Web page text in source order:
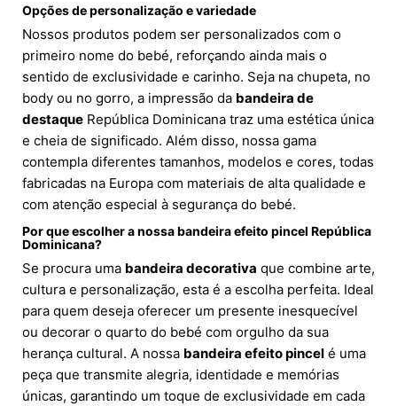
Opções de personalização e variedade
Nossos produtos podem ser personalizados com o
primeiro nome do bebé, reforçando ainda mais o
sentido de exclusividade e carinho. Seja na chupeta, no
body ou no gorro, a impressão da bandeira de
destaque República Dominicana traz uma estética única
e cheia de significado. Além disso, nossa gama
contempla diferentes tamanhos, modelos e cores, todas
fabricadas na Europa com materiais de alta qualidade e
com atenção especial à segurança do bebé.
Por que escolher a nossa bandeira efeito pincel República
Dominicana?
Se procura uma bandeira decorativa que combine arte,
cultura e personalização, esta é a escolha perfeita. Ideal
para quem deseja oferecer um presente inesquecível
ou decorar o quarto do bebé com orgulho da sua
herança cultural. A nossa bandeira efeito pincel é uma
peça que transmite alegria, identidade e memórias
únicas, garantindo um toque de exclusividade em cada